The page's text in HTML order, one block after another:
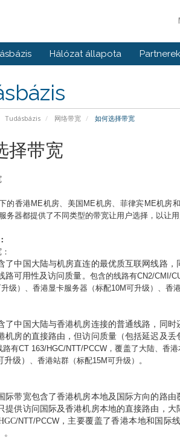
Hálózat állapota Partnerek
Tudásbázis 网络带宽 如何选择带宽
择带宽
的香港ME机房、美国 ME机房、菲律宾ME机房
务器都提供了不同类型的带宽让用户选择，以让
了中国大陆与机房直连的最优质互联网线路
路可用性及访问质量。包含的线路有CN2/CMI/
级）、香港显卡服务器（标配10M可升级）、香
了中国大陆与香港机房连接的普通线路，同
机房的直接路由，但访问质量（包括延迟及
路有CT 163/HGC/NTT/PCCW ，覆盖了大陆、香
升级） 、香港站群（标配15M可升级） 。
际带宽包含了香港机房本地及国际方向的路
提供访问国际及香港机房本地的直接路由，
/NTT/PCCW，主要覆盖了香港本地和国际